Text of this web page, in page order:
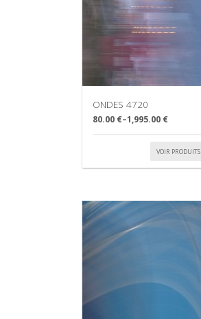
ONDES 4720
80.00 €–1,995.00 €
VOIR PRODUITS